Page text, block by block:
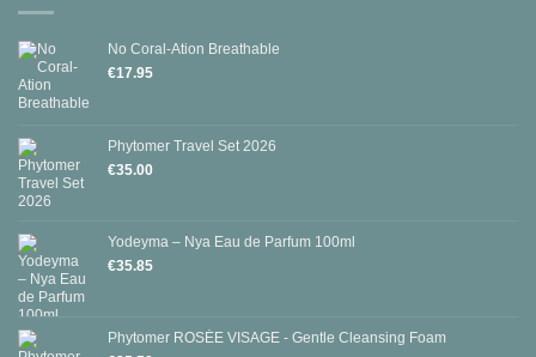
No Coral-Ation Breathable
€17.95
Phytomer Travel Set 2026
€35.00
Yodeyma – Nya Eau de Parfum 100ml
€35.85
Phytomer ROSÉE VISAGE - Gentle Cleansing Foam